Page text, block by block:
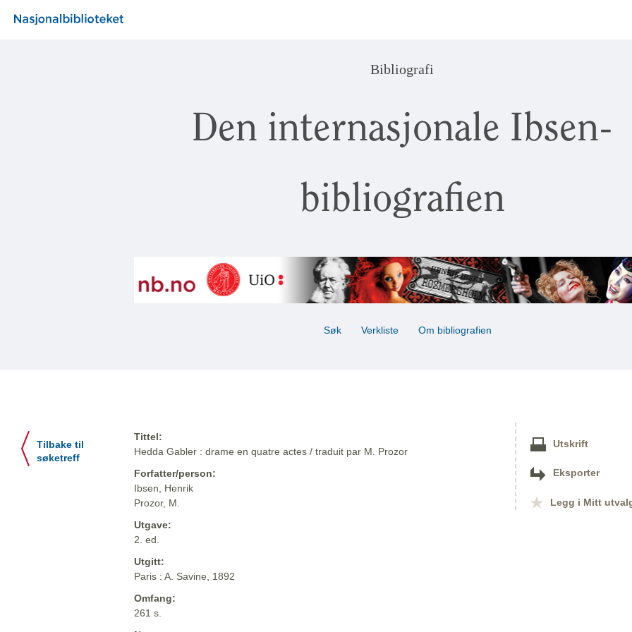
Bibliografi
Den internasjonale Ibsen-
bibliografien
Søk Verkliste Om bibliografien
Tilbake til
søketreff
Tittel:
Hedda Gabler : drame en quatre actes / traduit par M. Prozor
Forfatter/person:
Ibsen, Henrik
Prozor, M.
Utgave:
2. ed.
Utgitt:
Paris : A. Savine, 1892
Omfang:
261 s.
Utskrift
Eksporter
Legg i Mitt